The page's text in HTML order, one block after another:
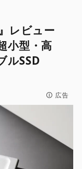
レビュー
小型・高
ルSSD
広告